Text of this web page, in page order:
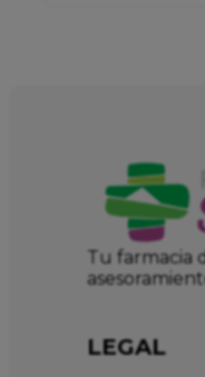
Tu farmacia
LEGAL